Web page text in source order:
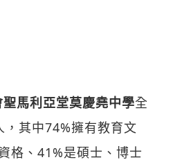
馬利亞堂莫慶堯中學全
其中74%擁有教育文
格、41%是碩士、博士